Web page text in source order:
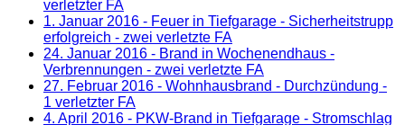
verletzter FA
1. Januar 2016 - Feuer in Tiefgarage - Sicherheitstrupp
erfolgreich - zwei verletzte FA
24. Januar 2016 - Brand in Wochenendhaus -
Verbrennungen - zwei verletzte FA
27. Februar 2016 - Wohnhausbrand - Durchzündung -
1 verletzter FA
4. April 2016 - PKW-Brand in Tiefgarage - Stromschlag